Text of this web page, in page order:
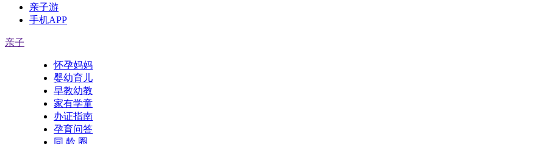
亲子游
手机APP
亲子
怀孕妈妈
婴幼育儿
早教幼教
家有学童
办证指南
孕育问答
同 龄 圈